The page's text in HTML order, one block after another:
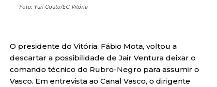
Foto: Yuri Couto/EC Vitória
O presidente do Vitória, Fábio Mota, voltou a
descartar a possibilidade de Jair Ventura deixar o
comando técnico do Rubro-Negro para assumir o
Vasco. Em entrevista ao Canal Vasco, o dirigente